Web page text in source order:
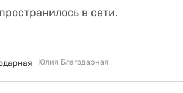
в сети.
Юлия Благодарная